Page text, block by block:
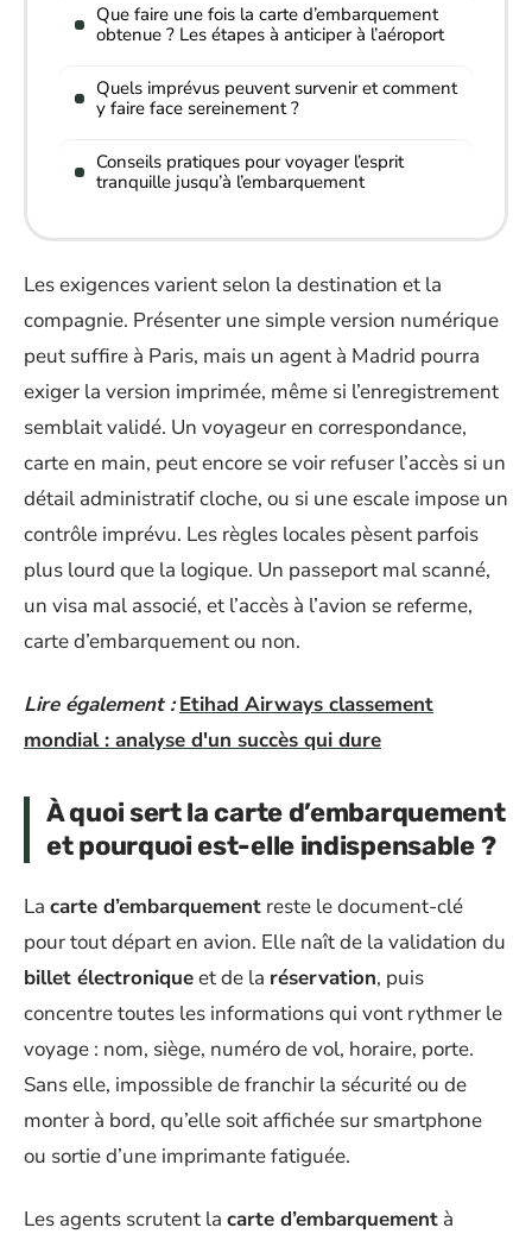
Que faire une fois la carte d’embarquement
obtenue ? Les étapes à anticiper à l’aéroport
Quels imprévus peuvent survenir et comment
y faire face sereinement ?
Conseils pratiques pour voyager l’esprit
tranquille jusqu’à l’embarquement
Les exigences varient selon la destination et la
compagnie. Présenter une simple version numérique
peut suffire à Paris, mais un agent à Madrid pourra
exiger la version imprimée, même si l’enregistrement
semblait validé. Un voyageur en correspondance,
carte en main, peut encore se voir refuser l’accès si un
détail administratif cloche, ou si une escale impose un
contrôle imprévu. Les règles locales pèsent parfois
plus lourd que la logique. Un passeport mal scanné,
un visa mal associé, et l’accès à l’avion se referme,
carte d’embarquement ou non.
Lire également : Etihad Airways classement
mondial : analyse d'un succès qui dure
À quoi sert la carte d’embarquement
et pourquoi est-elle indispensable ?
La carte d’embarquement reste le document-clé
pour tout départ en avion. Elle naît de la validation du
billet électroniqueet de la réservation, puis
concentre toutes les informations qui vont rythmer le
voyage : nom, siège, numéro de vol, horaire, porte.
Sans elle, impossible de franchir la sécurité ou de
monter à bord, qu’elle soit affichée sur smartphone
ou sortie d’une imprimante fatiguée.
Les agents scrutent la carte d’embarquement à